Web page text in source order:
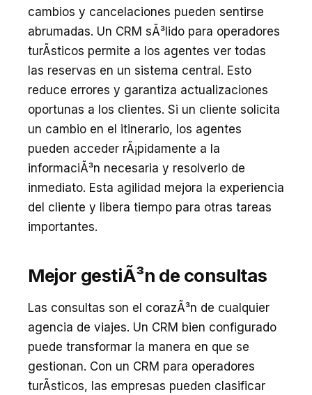
cambios y cancelaciones pueden sentirse
abrumadas. Un CRM sÃ³lido para operadores
turÃ­sticos permite a los agentes ver todas
las reservas en un sistema central. Esto
reduce errores y garantiza actualizaciones
oportunas a los clientes. Si un cliente solicita
un cambio en el itinerario, los agentes
pueden acceder rÃ¡pidamente a la
informaciÃ³n necesaria y resolverlo de
inmediato. Esta agilidad mejora la experiencia
del cliente y libera tiempo para otras tareas
importantes.
Mejor gestiÃ³n de consultas
Las consultas son el corazÃ³n de cualquier
agencia de viajes. Un CRM bien configurado
puede transformar la manera en que se
gestionan. Con un CRM para operadores
turÃ­sticos, las empresas pueden clasificar